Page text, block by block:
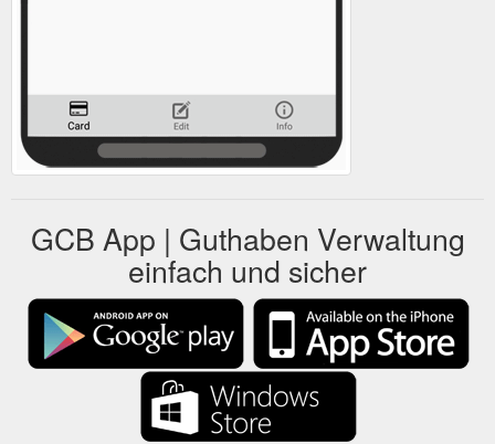
GCB App | Guthaben Verwaltung
einfach und sicher